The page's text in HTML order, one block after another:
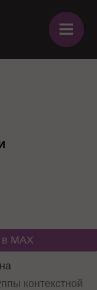
≡
MAX
контекстной